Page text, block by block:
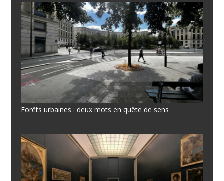
Forêts urbaines : deux mots en quête de sens